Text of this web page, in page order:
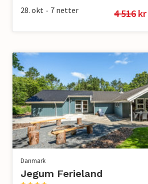
28. okt • 7 netter 4 516 kr
Danmark
Jegum Ferieland